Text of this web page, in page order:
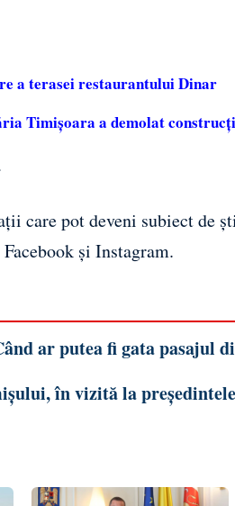
a terasei restaurantului Dinar
Timișoara a demolat
care pot deveni subiect de
Facebook și Instagram.
ar putea fi gata pasajul
în vizită la